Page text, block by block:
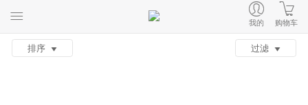
我的 购物车
排序 过滤